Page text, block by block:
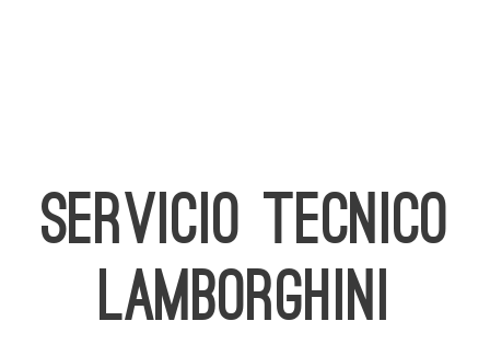
SERVICIO TECNICO
LAMBORGHINI